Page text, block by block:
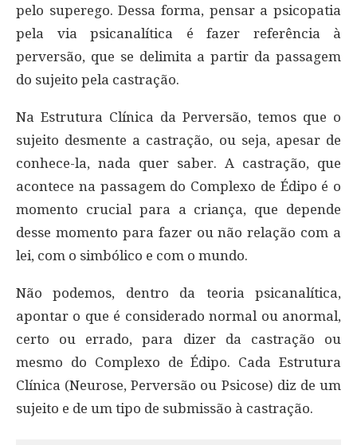
pelo superego. Dessa forma, pensar a psicopatia
pela via psicanalítica é fazer referência à
perversão, que se delimita a partir da passagem
do sujeito pela castração.
Na Estrutura Clínica da Perversão, temos que o
sujeito desmente a castração, ou seja, apesar de
conhece-la, nada quer saber. A castração, que
acontece na passagem do Complexo de Édipo é o
momento crucial para a criança, que depende
desse momento para fazer ou não relação com a
lei, com o simbólico e com o mundo.
Não podemos, dentro da teoria psicanalítica,
apontar o que é considerado normal ou anormal,
certo ou errado, para dizer da castração ou
mesmo do Complexo de Édipo. Cada Estrutura
Clínica (Neurose, Perversão ou Psicose) diz de um
sujeito e de um tipo de submissão à castração.